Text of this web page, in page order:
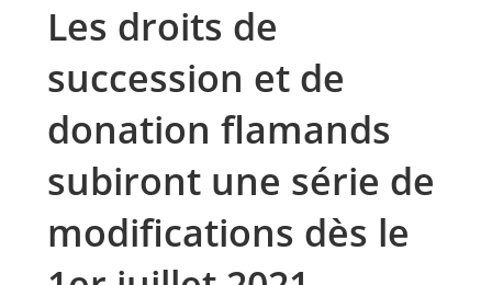
Les droits de
succession et de
donation flamands
subiront une série de
modifications dès le